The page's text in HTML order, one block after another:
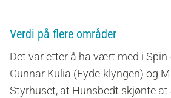
Verdi på flere områder
Det var etter å ha vært med i
Gunnar Kulia (Eyde-klyngen) og
Styrhuset, at Hunsbedt skjønte at